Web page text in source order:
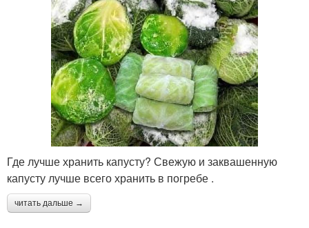
Где лучше хранить капусту? Свежую и заквашенную
капусту лучше всего хранить в погребе .
читать дальше →